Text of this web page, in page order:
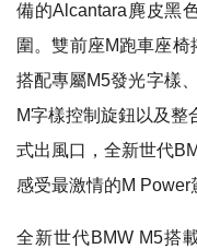
備的Alcantara麂皮黑
圍。雙前座M跑車座
搭配專屬M5發光字樣
M字樣控制旋鈕以及整
式出風口，全新世代
感受最激情的M Power
全新世代BMW M5搭